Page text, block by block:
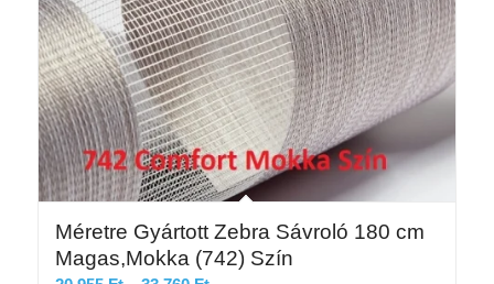
Méretre Gyártott Zebra Sávroló 180 cm
Magas,Mokka (742) Szín